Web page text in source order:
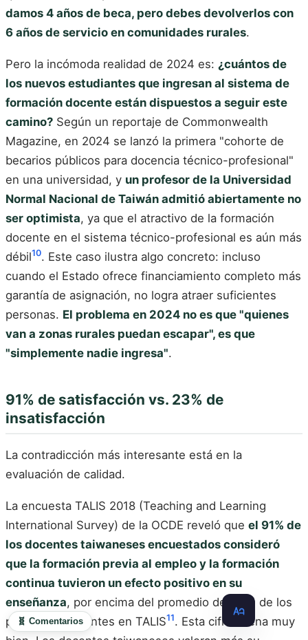
damos 4 años de beca, pero debes devolverlos con
6 años de servicio en comunidades rurales.
Pero la incómoda realidad de 2024 es: ¿cuántos de
los nuevos estudiantes que ingresan al sistema de
formación docente están dispuestos a seguir este
camino? Según un reportaje de Commonwealth
Magazine, en 2024 se lanzó la primera "cohorte de
becarios públicos para docencia técnico-profesional"
en una universidad, y un profesor de la Universidad
Normal Nacional de Taiwán admitió abiertamente no
ser optimista, ya que el atractivo de la formación
docente en el sistema técnico-profesional es aún más
débil10. Este caso ilustra algo concreto: incluso
cuando el Estado ofrece financiamiento completo más
garantía de asignación, no logra atraer suficientes
personas. El problema en 2024 no es que "quienes
van a zonas rurales puedan escapar", es que
"simplemente nadie ingresa".
91% de satisfacción vs. 23% de
insatisfacción
La contradicción más interesante está en la
evaluación de calidad.
La encuesta TALIS 2018 (Teaching and Learning
International Survey) de la OCDE reveló que el 91% de
los docentes taiwaneses encuestados consideró
que la formación previa al empleo y la formación
continua tuvieron un efecto positivo en su
enseñanza, por encima del promedio del 82% de los
países participantes en TALIS11. Esta cifra suena muy
🧬 Comentarios